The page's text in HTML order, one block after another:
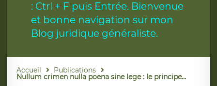
: Ctrl + F puis Entrée. Bienvenue
et bonne navigation sur mon
Blog juridique généraliste.
Accueil Publications
Nullum crimen nulla poena sine lege : le principe...